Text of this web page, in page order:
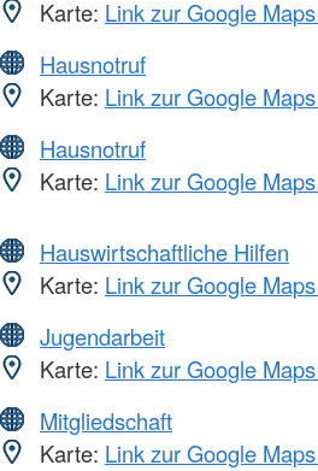
Karte: Link zur Google
Hausnotruf
Karte: Link zur Google
Hausnotruf
Karte: Link zur Google
Hauswirtschaftliche Hilfen
Karte: Link zur Google
Jugendarbeit
Karte: Link zur Google
Mitgliedschaft
Karte: Link zur Google